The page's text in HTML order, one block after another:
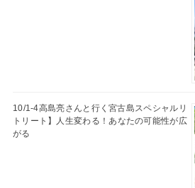
10/1-4高島亮さんと行く宮古島スペシャルリ
トリート】人生変わる！あなたの可能性が広
がる